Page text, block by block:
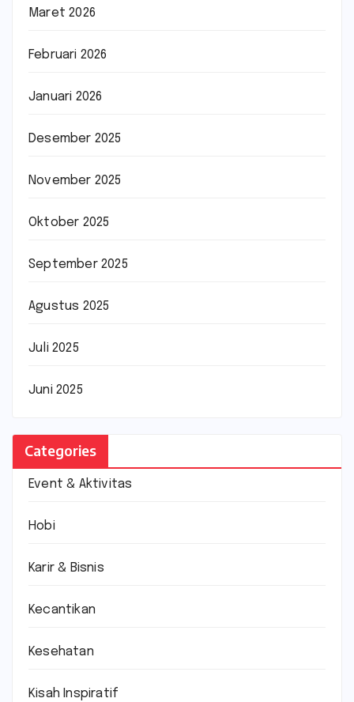
Maret 2026
Februari 2026
Januari 2026
Desember 2025
November 2025
Oktober 2025
September 2025
Agustus 2025
Juli 2025
Juni 2025
Categories
Event & Aktivitas
Hobi
Karir & Bisnis
Kecantikan
Kesehatan
Kisah Inspiratif